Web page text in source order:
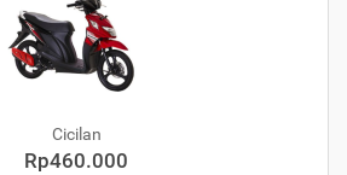
Cicilan
Rp460.000